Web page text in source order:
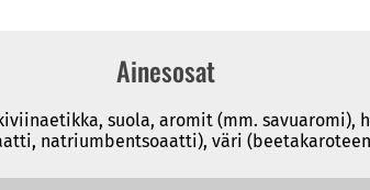
Ainesosat
suola, aromit (mm.
natriumbentsoaatti), väri